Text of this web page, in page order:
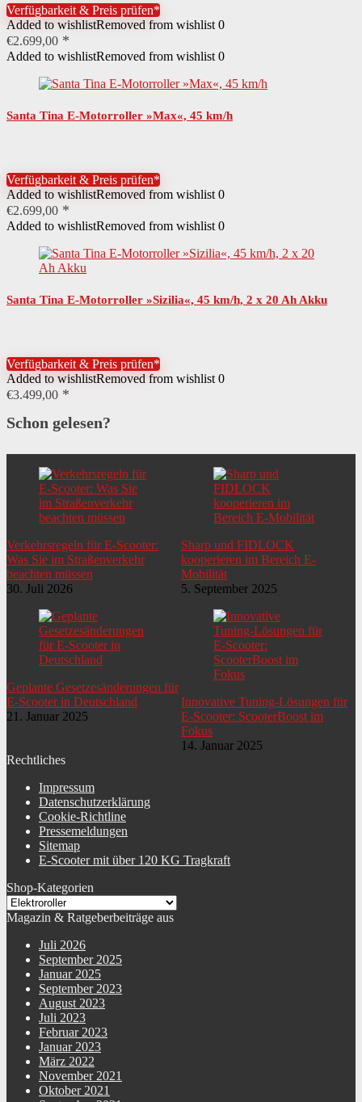
Verfügbarkeit & Preis prüfen*
Added to wishlistRemoved from wishlist 0
€2.699,00
Added to wishlistRemoved from wishlist 0
Santa Tina E-Motorroller »Max«, 45 km/h
Verfügbarkeit & Preis prüfen*
Added to wishlistRemoved from wishlist 0
€2.699,00
Added to wishlistRemoved from wishlist 0
Santa Tina E-Motorroller »Sizilia«, 45 km/h, 2 x 20 Ah Akku
Verfügbarkeit & Preis prüfen*
Added to wishlistRemoved from wishlist 0
€3.499,00
Schon gelesen?
Verkehrsregeln für E-Scooter:
Was Sie im Straßenverkehr
beachten müssen
30. Juli 2026
Sharp und FIDLOCK
kooperieren im Bereich E-
Mobilität
5. September 2025
Geplante Gesetzesänderungen für
E-Scooter in Deutschland
21. Januar 2025
Innovative Tuning-Lösungen für
E-Scooter: ScooterBoost im
Fokus
14. Januar 2025
Rechtliches
Impressum
Datenschutzerklärung
Cookie-Richtline
Pressemeldungen
Sitemap
E-Scooter mit über 120 KG Tragkraft
Shop-Kategorien
Magazin & Ratgeberbeiträge aus
Juli 2026
September 2025
Januar 2025
September 2023
August 2023
Juli 2023
Februar 2023
Januar 2023
März 2022
November 2021
Oktober 2021